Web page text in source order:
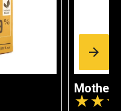
Mother
★★★